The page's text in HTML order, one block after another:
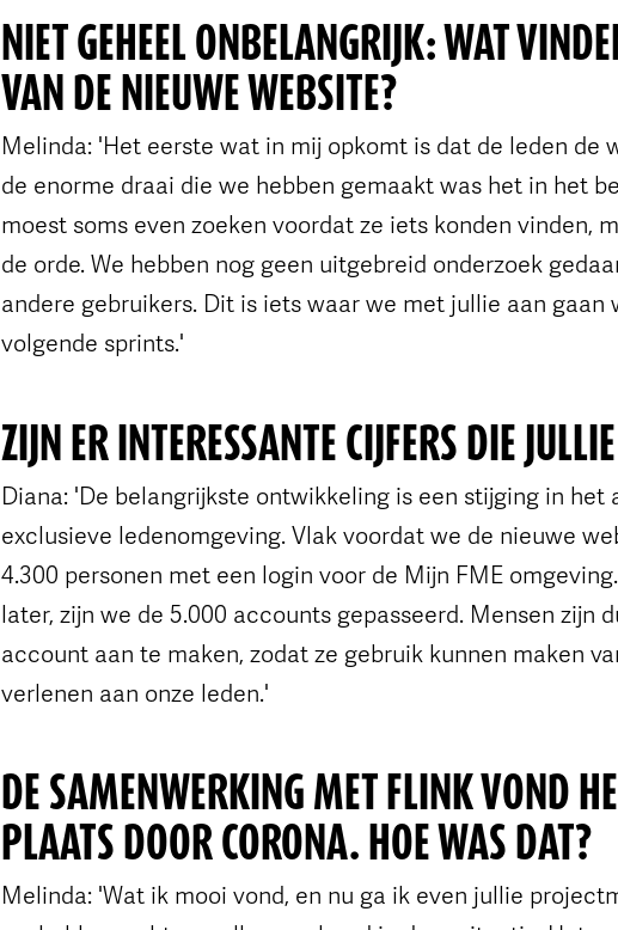
NIET GEHEEL ONBELANGRIJK: WAT
VAN DE NIEUWE WEBSITE?
Melinda: 'Het eerste wat in mij opkomt is dat de leden de
de enorme draai die we hebben gemaakt was het in het
moest soms even zoeken voordat ze iets konden vinden,
de orde. We hebben nog geen uitgebreid onderzoek
andere gebruikers. Dit is iets waar we met jullie aan gaan
volgende sprints.'
ZIJN ER INTERESSANTE CIJFERS DIE
Diana: 'De belangrijkste ontwikkeling is een stijging in
exclusieve ledenomgeving. Vlak voordat we de nieuwe
4.300 personen met een login voor de Mijn FME
later, zijn we de 5.000 accounts gepasseerd. Mensen zijn
account aan te maken, zodat ze gebruik kunnen maken
verlenen aan onze leden.'
DE SAMENWERKING MET FLINK VOND
PLAATS DOOR CORONA. HOE WAS DAT?
Melinda: 'Wat ik mooi vond, en nu ga ik even jullie